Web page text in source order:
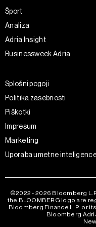
Šport
Analiza
Adria Insight
Businessweek Adria
Splošni pogoji
Politika zasebnosti
Piškotki
Impresum
Marketing
Uporaba umetne
©2022 - 2026 Bloomberg
the BLOOMBERG logo are
Bloomberg Finance L.P. or
Bloomberg